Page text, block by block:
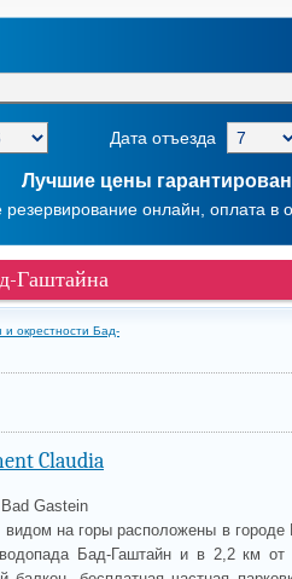
Дата отъезда
Лучшие цены
резервирование онлайн, оплата в
Гаштайна
и окрестности Бад-
Claudia
Gastein
на горы расположены в городе
Бад-Гаштайн и в 2,2 км от